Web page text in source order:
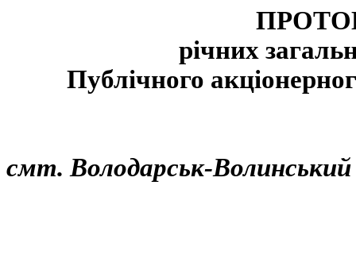
річних
Публічного
смт. Володарськ-Волинський